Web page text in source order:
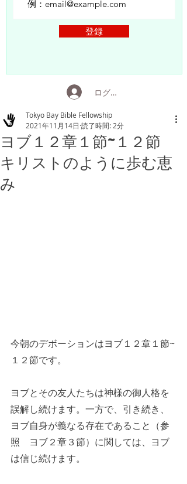
登録
ログイン
ヨブ１２章１節~１２節
キリストのように歩む恵
み
Tokyo Bay Bible Fellowship
2021年11月14日 読了時間: 2分
今朝のデボーションはヨブ１２章１節~
１２節です。
ヨブとその友人たちは神様の御人格を
誤解し続けます。一方で、引き続き、
ヨブ自身が義なる存在であること（参
照　ヨブ２章３節）に関しては、ヨブ
は信じ続けます。